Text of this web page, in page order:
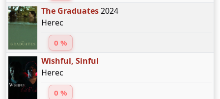
The Graduates2024
Herec
0 %
Wishful, Sinful
Herec
0 %